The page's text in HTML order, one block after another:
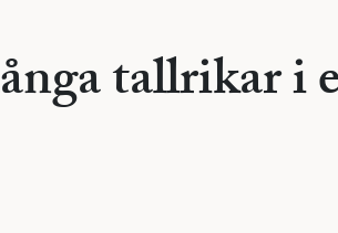
tallrikar i